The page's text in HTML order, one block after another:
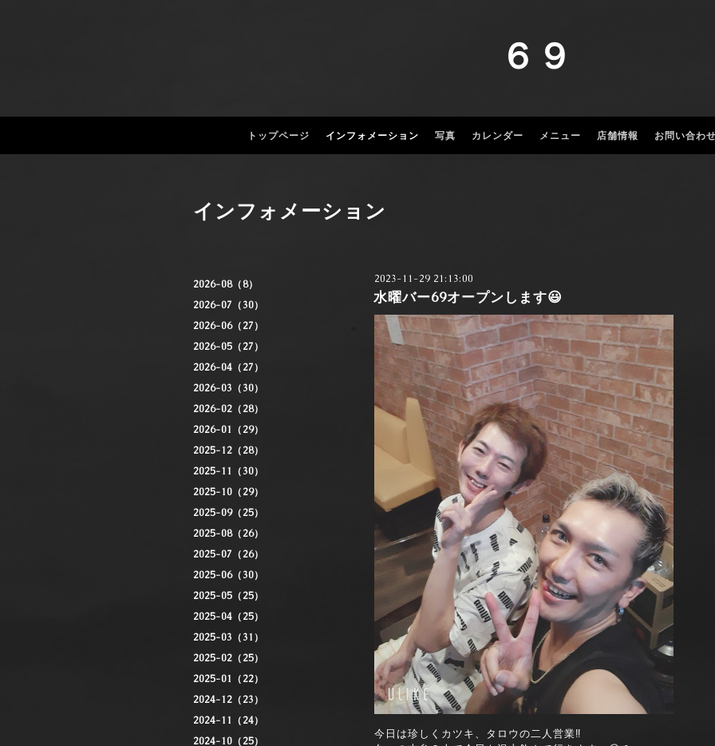
６９
トップページ インフォメーション 写真 カレンダー メニュー 店舗情報 お問い合わ
2026-08（8）
2026-07（30）
2026-06（27）
2026-05（27）
2026-04（27）
2026-03（30）
2026-02（28）
2026-01（29）
2025-12（28）
2025-11（30）
2025-10（29）
2025-09（25）
2025-08（26）
2025-07（26）
2025-06（30）
2025-05（25）
2025-04（25）
2025-03（31）
2025-02（25）
2025-01（22）
2024-12（23）
2024-11（24）
2024-10（25）
インフォメーション
2023-11-29 21:13:00
水曜バー69オープンします😃
今日は珍しくカツキ、タロウの二人営業‼️